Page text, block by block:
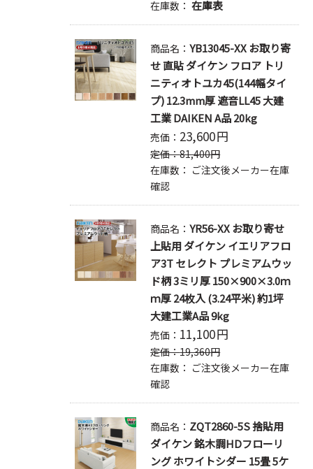
在庫数： 在庫表
商品名：YB13045-XX お取り寄
せ 直貼 ダイケン フロア トリ
ニティオトユカ45(144幅タイ
プ) 12.3mm厚 遮音LL45 大建
工業 DAIKEN A品 20kg
売価： 23,600円
定価：81,400円
在庫数： ご注文後メーカー在庫
確認
商品名：YR56-XX お取り寄せ
上貼用 ダイケン イエリアフロ
ア3T セレクト プレミアムウッ
ド柄 3ミリ厚 150×900×3.0ｍ
ｍ厚 24枚入 (3.24平米) 約1坪
大建工業A品 9kg
売価： 11,100円
定価：19,360円
在庫数： ご注文後メーカー在庫
確認
商品名： ZQT2860-5S 捨貼用
ダイケン 銘木調HDフローリ
ング ホワイトシダー 15畳 5ケ